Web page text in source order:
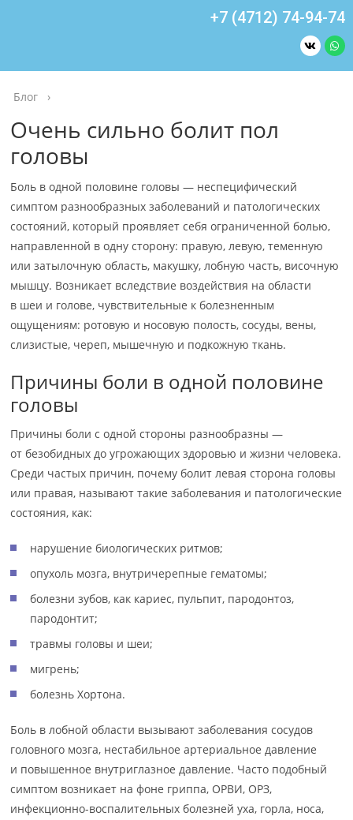
+7 (4712) 74-94-74
Блог ›
Очень сильно болит пол
головы
Боль в одной половине головы — неспецифический
симптом разнообразных заболеваний и патологических
состояний, который проявляет себя ограниченной болью,
направленной в одну сторону: правую, левую, теменную
или затылочную область, макушку, лобную часть, височную
мышцу. Возникает вследствие воздействия на области
в шеи и голове, чувствительные к болезненным
ощущениям: ротовую и носовую полость, сосуды, вены,
слизистые, череп, мышечную и подкожную ткань.
Причины боли в одной половине
головы
Причины боли с одной стороны разнообразны —
от безобидных до угрожающих здоровью и жизни человека.
Среди частых причин, почему болит левая сторона головы
или правая, называют такие заболевания и патологические
состояния, как:
нарушение биологических ритмов;
опухоль мозга, внутричерепные гематомы;
болезни зубов, как кариес, пульпит, пародонтоз,
пародонтит;
травмы головы и шеи;
мигрень;
болезнь Хортона.
Боль в лобной области вызывают заболевания сосудов
головного мозга, нестабильное артериальное давление
и повышенное внутриглазное давление. Часто подобный
симптом возникает на фоне гриппа, ОРВИ, ОРЗ,
инфекционно-воспалительных болезней уха, горла, носа,